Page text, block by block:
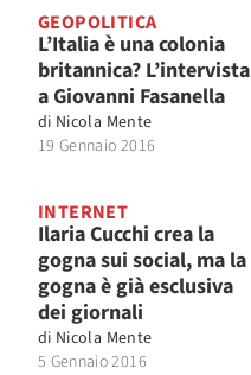
GEOPOLITICA
L’Italia è una colonia
britannica? L’intervista
a Giovanni Fasanella
di Nicola Mente
19 Gennaio 2016
INTERNET
Ilaria Cucchi crea la
gogna sui social, ma la
gogna è già esclusiva
dei giornali
di Nicola Mente
5 Gennaio 2016